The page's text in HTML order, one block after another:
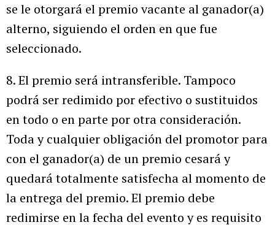
se le otorgará el premio vacante al ganador(a)
alterno, siguiendo el orden en que fue
seleccionado.
8. El premio será intransferible. Tampoco
podrá ser redimido por efectivo o sustituidos
en todo o en parte por otra consideración.
Toda y cualquier obligación del promotor para
con el ganador(a) de un premio cesará y
quedará totalmente satisfecha al momento de
la entrega del premio. El premio debe
redimirse en la fecha del evento y es requisito